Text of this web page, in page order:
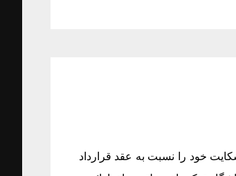
خود را نسبت به عقد قرارداد